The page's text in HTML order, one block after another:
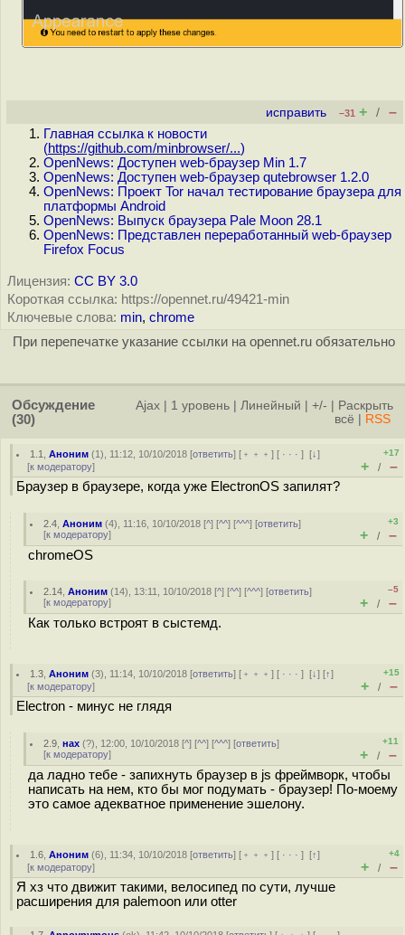
исправить –31 + / –
Главная ссылка к новости
(https://github.com/minbrowser/...)
OpenNews: Доступен web-браузер Min 1.7
OpenNews: Доступен web-браузер qutebrowser 1.2.0
OpenNews: Проект Tor начал тестирование браузера для
платформы Android
OpenNews: Выпуск браузера Pale Moon 28.1
OpenNews: Представлен переработанный web-браузер
Firefox Focus
Лицензия: CC BY 3.0
Короткая ссылка: https://opennet.ru/49421-min
Ключевые слова: min, chrome
При перепечатке указание ссылки на opennet.ru обязательно
Обсуждение
(30)
Ajax 1 уровень Линейный +/-
Раскрыть
всё
RSS
1.1 ,Аноним (1), 11:12, 10/10/2018 [ответить] [ ﹢﹢﹢] [ · · ·][↓]
[к модератору]
+17
+ / –
Браузер в браузере, когда уже ElectronOS запилят?
2.4 ,Аноним (4), 11:16, 10/10/2018 [^] [^^] [^^^] [ответить]
[к модератору]
+3
+ / –
chromeOS
2.14 ,Аноним (14), 13:11, 10/10/2018 [^] [^^] [^^^] [ответить]
[к модератору]
–5
+ / –
Как только встроят в сыстемд.
1.3 ,Аноним (3), 11:14, 10/10/2018 [ответить] [ ﹢﹢﹢] [ · · ·][↓] [↑]
[к модератору]
+15
+ / –
Electron - минус не глядя
2.9 ,нах (?), 12:00, 10/10/2018 [^] [^^] [^^^] [ответить]
[к модератору]
+11
+ / –
да ладно тебе - запихнуть браузер в js фреймворк, чтобы
написать на нем, кто бы мог подумать - браузер! По-моему
это самое адекватное применение эшелону.
1.6 ,Аноним (6), 11:34, 10/10/2018 [ответить] [ ﹢﹢﹢] [ · · ·][↑]
[к модератору]
+4
+ / –
Я хз что движит такими, велосипед по сути, лучше
расширения для palemoon или otter